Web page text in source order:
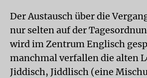
Der Austausch über die
nur selten auf der
wird im Zentrum Englisch
manchmal verfallen die alten
Jiddisch, Jiddlisch (eine